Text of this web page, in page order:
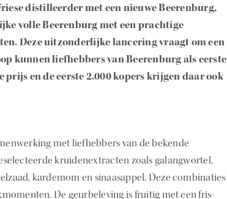
distilleerder met een nieuwe Beerenburg,
volle Beerenburg met een prachtige
Deze uitzonderlijke lancering vraagt om een
kunnen liefhebbers van Beerenburg als eerste
prijs en de eerste 2.000 kopers krijgen daar ook
met liefhebbers van de bekende
kruidenextracten zoals galangwortel,
kardemom en sinaasappel. Deze combinaties
De geurbeleving is fruitig met een fris-